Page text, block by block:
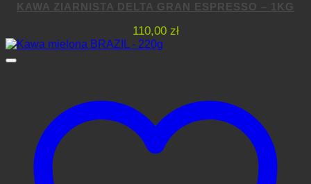
KAWA ZIARNISTA DELTA GRAN ESPRESSO – 1KG
110,00 zł